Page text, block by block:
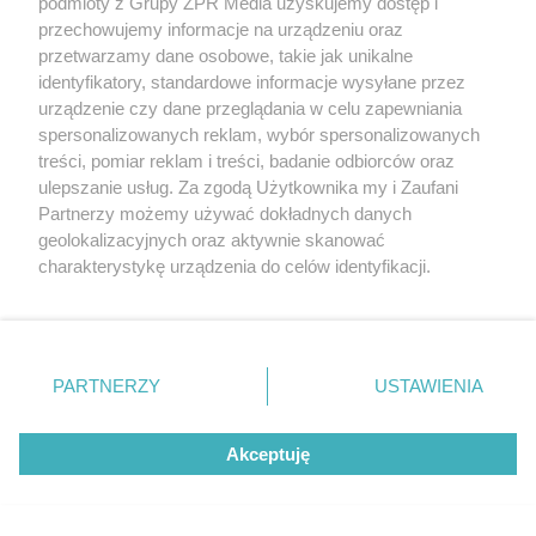
Badanie pokazuje, jak Polacy
naprawdę jedzą warzywa i owoce
przechowujemy informacje na urządzeniu oraz
przetwarzamy dane osobowe, takie jak unikalne
identyfikatory, standardowe informacje wysyłane przez
urządzenie czy dane przeglądania w celu zapewniania
spersonalizowanych reklam, wybór spersonalizowanych
treści, pomiar reklam i treści, badanie odbiorców oraz
ulepszanie usług. Za zgodą Użytkownika my i Zaufani
Partnerzy możemy używać dokładnych danych
geolokalizacyjnych oraz aktywnie skanować
charakterystykę urządzenia do celów identyfikacji.
zmienić/wycofać klikając przycisk ustawień prywatności
znajdujący się w lewym dolnym rogu strony
rodzaje przetwarzania danych nie wymagają zgody
użytkownika, ale masz prawo sprzeciwić się takiemu
przetwarzaniu. Preferencje będą miały zastosowanie tylko
PARTNERZY USTAWIENIA
Akceptuję